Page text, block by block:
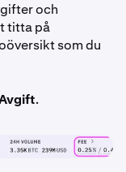
och
titta på
som du
.